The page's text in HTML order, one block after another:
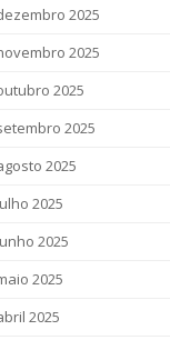
2025
2025
2025
2025
2025
2025
2025
2025
2025